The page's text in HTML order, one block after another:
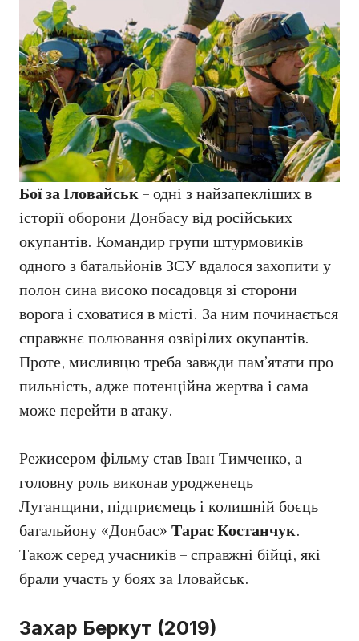
Бої за Іловайськ– одні з найзапекліших в
історії оборони Донбасу від російських
окупантів. Командир групи штурмовиків
одного з батальйонів ЗСУ вдалося захопити у
полон сина високо посадовця зі сторони
ворога і сховатися в місті. За ним починається
справжнє полювання озвірілих окупантів.
Проте, мисливцю треба завжди пам’ятати про
пильність, адже потенційна жертва і сама
може перейти в атаку.
Режисером фільму став Іван Тимченко, а
головну роль виконав уродженець
Луганщини, підприємець і колишній боєць
батальйону «Донбас» Тарас Костанчук.
Також серед учасників – справжні бійці, які
брали участь у боях за Іловайськ.
Захар Беркут (2019)